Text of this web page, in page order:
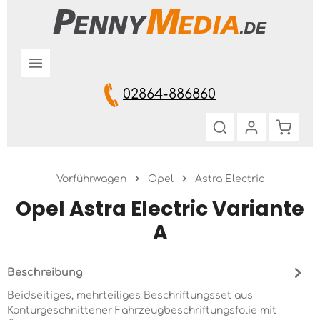
Zum Hauptinhalt springen
02864-886860
Vorführwagen Opel Astra Electric
Opel Astra Electric Variante
A
Beschreibung
Beidseitiges, mehrteiliges Beschriftungsset aus
Konturgeschnittener Fahrzeugbeschriftungsfolie mit